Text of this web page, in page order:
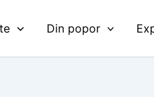
Din popor